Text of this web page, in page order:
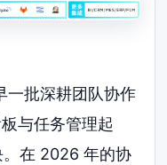
一批深耕团队协作
与任务管理起
。在 2026 年的协